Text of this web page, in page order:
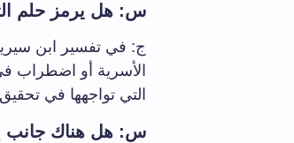
س: هل يرمز حلم
ج: في تفسير ابن
الأسرية أو اضطراب
التي تواجهها في
س: هل هناك جانب